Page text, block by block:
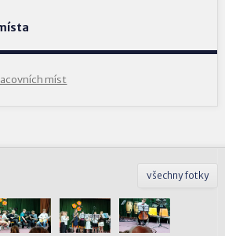
míst
všechny fotky